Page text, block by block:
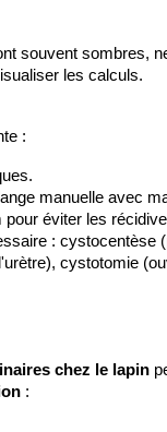
souvent sombres,
les calculs.
:
manuelle avec
pour éviter les
:
cystotomie
chez le lapin
: